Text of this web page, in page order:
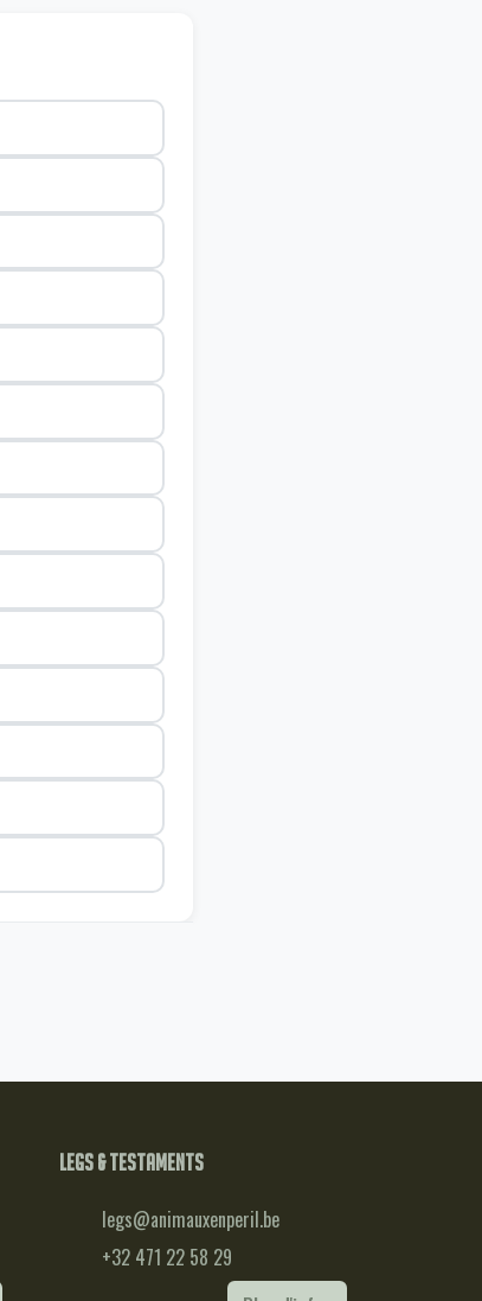
Legs & testaments
legs@animauxenperil.be
+32 471 22 58 29